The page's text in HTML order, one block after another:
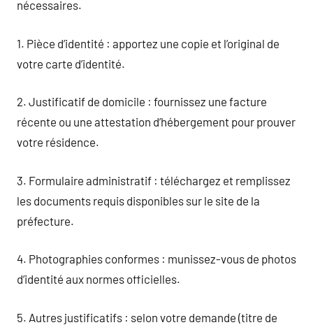
nécessaires.
1. Pièce d’identité : apportez une copie et l’original de
votre carte d’identité.
2. Justificatif de domicile : fournissez une facture
récente ou une attestation d’hébergement pour prouver
votre résidence.
3. Formulaire administratif : téléchargez et remplissez
les documents requis disponibles sur le site de la
préfecture.
4. Photographies conformes : munissez-vous de photos
d’identité aux normes officielles.
5. Autres justificatifs : selon votre demande (titre de